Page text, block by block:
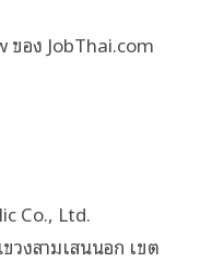
อง JobThai.com
Co., Ltd.
วงสามเสนนอก เขต